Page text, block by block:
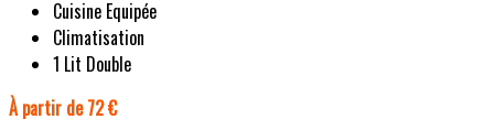
Cuisine Equipée
Climatisation
1 Lit Double
À partir de 72 €